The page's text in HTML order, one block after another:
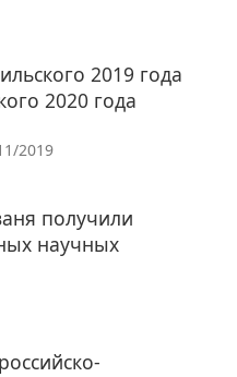
2019 года
2020 года
2019
получили
научных